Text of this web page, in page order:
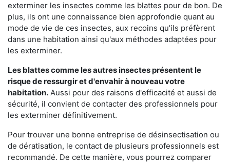
exterminer les insectes comme les blattes pour de bon. De
plus, ils ont une connaissance bien approfondie quant au
mode de vie de ces insectes, aux recoins qu'ils préfèrent
dans une habitation ainsi qu'aux méthodes adaptées pour
les exterminer.
Les blattes comme les autres insectes présentent le
risque de ressurgir et d'envahir à nouveau votre
habitation. Aussi pour des raisons d'efficacité et aussi de
sécurité, il convient de contacter des professionnels pour
les exterminer définitivement.
Pour trouver une bonne entreprise de désinsectisation ou
de dératisation, le contact de plusieurs professionnels est
recommandé. De cette manière, vous pourrez comparer